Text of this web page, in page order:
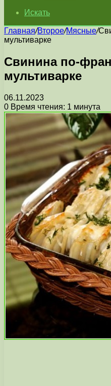
Искать
Главная/Второе/Мясные/
мультиварке
Свинина по-
мультиварке
06.11.2023
0 Время чтения: 1 минута